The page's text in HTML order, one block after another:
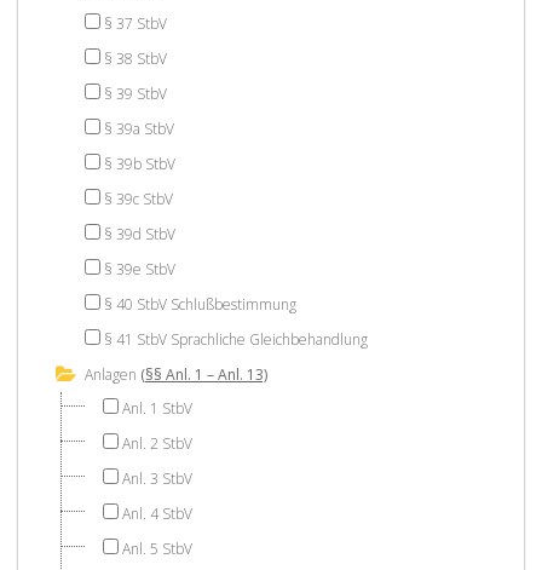
§ 37 StbV
§ 38 StbV
§ 39 StbV
§ 39a StbV
§ 39b StbV
§ 39c StbV
§ 39d StbV
§ 39e StbV
§ 40 StbV Schlußbestimmung
§ 41 StbV Sprachliche Gleichbehandlung
Anlagen (§§ Anl. 1 – Anl. 13)
Anl. 1 StbV
Anl. 2 StbV
Anl. 3 StbV
Anl. 4 StbV
Anl. 5 StbV